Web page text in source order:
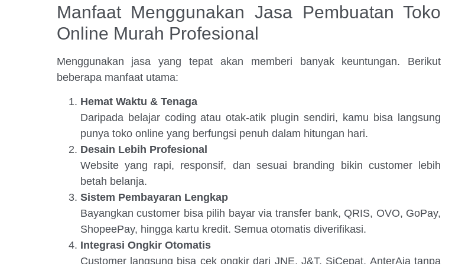
Manfaat Menggunakan Jasa Pembuatan Toko
Online Murah Profesional
Menggunakan jasa yang tepat akan memberi banyak keuntungan. Berikut
beberapa manfaat utama:
Hemat Waktu & Tenaga
Daripada belajar coding atau otak-atik plugin sendiri, kamu bisa langsung
punya toko online yang berfungsi penuh dalam hitungan hari.
Desain Lebih Profesional
Website yang rapi, responsif, dan sesuai branding bikin customer lebih
betah belanja.
Sistem Pembayaran Lengkap
Bayangkan customer bisa pilih bayar via transfer bank, QRIS, OVO, GoPay,
ShopeePay, hingga kartu kredit. Semua otomatis diverifikasi.
Integrasi Ongkir Otomatis
Customer langsung bisa cek ongkir dari JNE, J&T, SiCepat, AnterAja tanpa